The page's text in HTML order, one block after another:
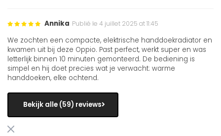
Annika Publié le 4 juillet 2025 at 11:45
We zochten een compacte, elektrische handdoekradiator en
kwamen uit bij deze Oppio. Past perfect, werkt super en was
letterlijk binnen 10 minuten gemonteerd. De bediening is
simpel en hij doet precies wat je verwacht: warme
handdoeken, elke ochtend.
Bekijk alle (59) reviews